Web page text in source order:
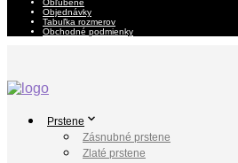
Obľúbené
Objednávky
Tabuľka rozmerov
Obchodné podmienky
Prstene
Zásnubné prstene
Zlaté prstene